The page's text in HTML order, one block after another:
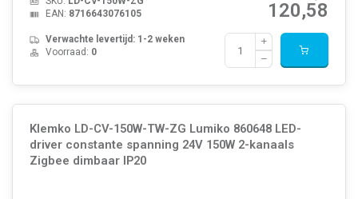
120,58
EAN: 8716643076105
Verwachte levertijd: 1-2 weken
Voorraad: 0
Klemko LD-CV-150W-TW-ZG Lumiko 860648 LED-
driver constante spanning 24V 150W 2-kanaals
Zigbee dimbaar IP20